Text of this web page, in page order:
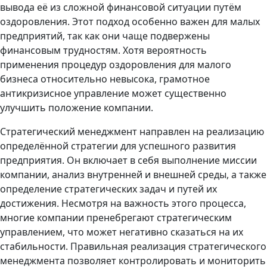
вывода её из сложной финансовой ситуации путём
оздоровления. Этот подход особенно важен для малых
предприятий, так как они чаще подвержены
финансовым трудностям. Хотя вероятность
применения процедур оздоровления для малого
бизнеса относительно невысока, грамотное
антикризисное управление может существенно
улучшить положение компании.
Стратегический менеджмент направлен на реализацию
определённой стратегии для успешного развития
предприятия. Он включает в себя выполнение миссии
компании, анализ внутренней и внешней среды, а также
определение стратегических задач и путей их
достижения. Несмотря на важность этого процесса,
многие компании пренебрегают стратегическим
управлением, что может негативно сказаться на их
стабильности. Правильная реализация стратегического
менеджмента позволяет контролировать и мониторить